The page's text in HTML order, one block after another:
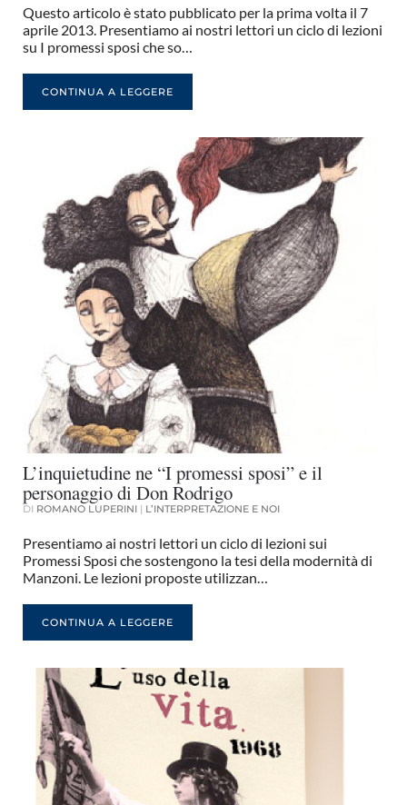
Questo articolo è stato pubblicato per la prima volta il 7
aprile 2013. Presentiamo ai nostri lettori un ciclo di lezioni
su I promessi sposi che so…
CONTINUA A LEGGERE
L’inquietudine ne “I promessi sposi” e il
personaggio di Don Rodrigo
DI ROMANO LUPERINI | L’INTERPRETAZIONE E NOI
Presentiamo ai nostri lettori un ciclo di lezioni sui
Promessi Sposi che sostengono la tesi della modernità di
Manzoni. Le lezioni proposte utilizzan…
CONTINUA A LEGGERE